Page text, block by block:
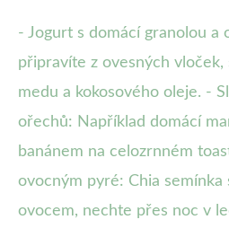
- Jogurt s domácí granolou a
připravíte z ovesných
medu a kokosového oleje. -
ořechů: Například domácí
banánem na celozrnném
ovocným pyré: Chia semínka
ovocem, nechte přes noc v